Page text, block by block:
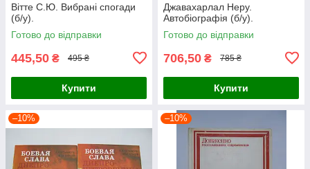
Вітте С.Ю. Вибрані спогади
(б/у).
Готово до відправки
445,50 ₴ 495 ₴
Купити
Джавахарлал Неру.
Автобіографія (б/у).
Готово до відправки
706,50 ₴ 785 ₴
Купити
–10% –10%